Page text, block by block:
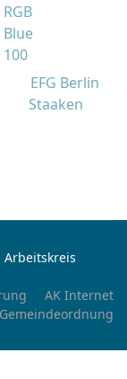
EFG Berlin
Staaken
AK Internet